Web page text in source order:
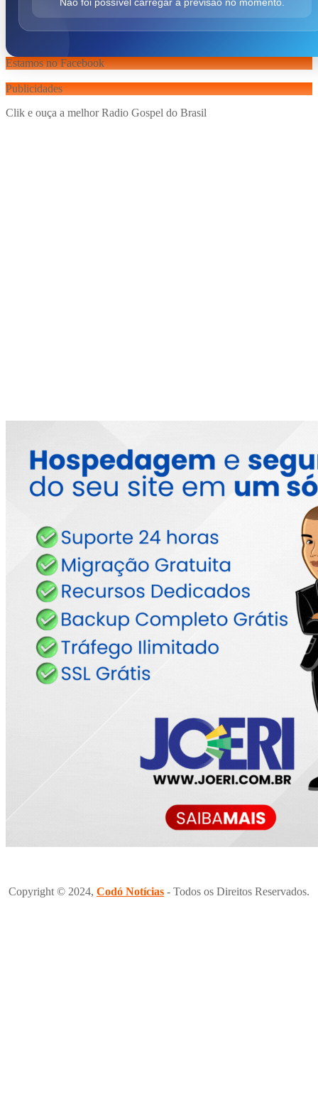
Estamos no Facebook
Publicidades
Clik e ouça a melhor Radio Gospel do Brasil
Copyright © 2024, Codó Notícias - Todos os Direitos Reservados.